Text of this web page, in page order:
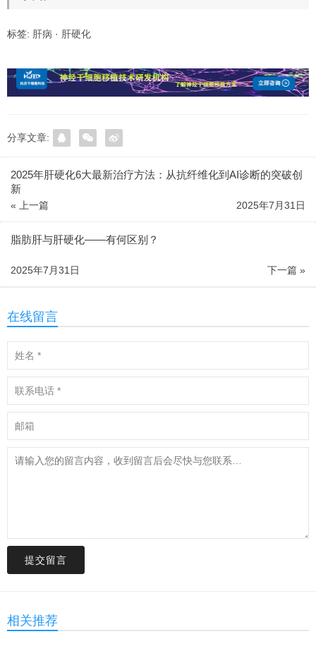
标签: 肝病 · 肝硬化
分享文章:
2025年肝硬化6大最新治疗方法：从抗纤维化到AI诊断的突破创
新
« 上一篇 2025年7月31日
脂肪肝与肝硬化——有何区别？
下一篇 »
2025年7月31日
在线留言
提交留言
相关推荐